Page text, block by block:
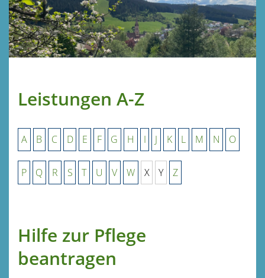
Leistungen A-Z
A B C D E F G H I J K L M N O
P Q R S T U V W X Y Z
Hilfe zur Pflege
beantragen